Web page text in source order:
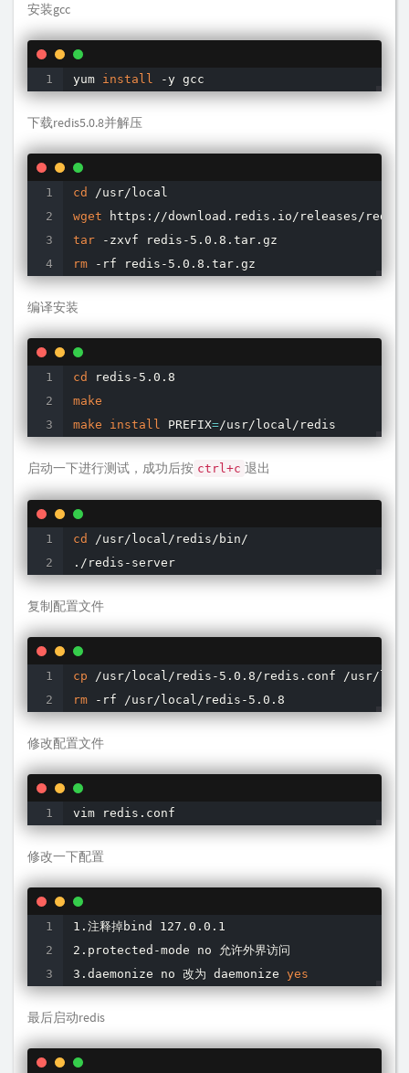
安装gcc
yum install -y gcc
下载redis5.0.8并解压
cd
wget
tar
rm -rf redis-5.0.8.tar.gz
编译安装
cd
make
make
install PREFIX=/usr/local/redis
启动一下进行测试，成功后按 ctrl+c 退出
cd
/usr/local/redis/bin/
./redis-server
复制配置文件
cp
rm -rf /usr/local/redis-5.0.8
修改配置文件
vim redis.conf
修改一下配置
1.注释掉bind 127.0.0.1
2.protected-mode no 允许外界访问
3.daemonize no 改为 daemonize yes
最后启动redis